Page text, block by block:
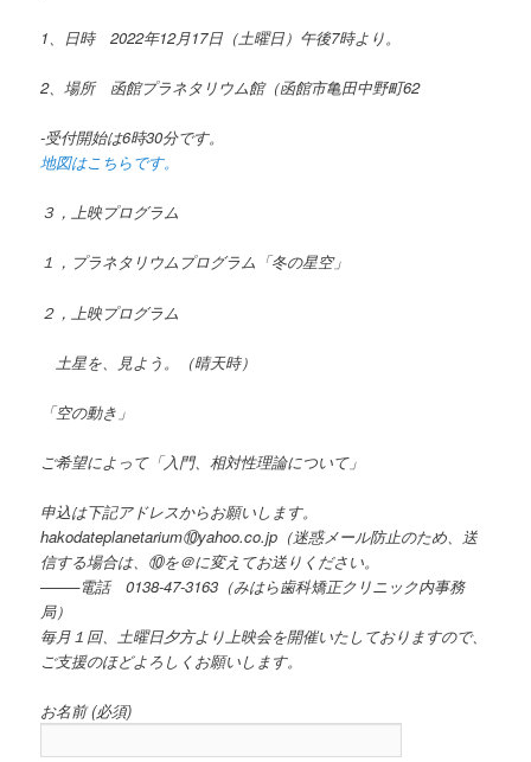
1、日時 2022年12月17日（土曜日）午後7時より。
2、場所 函館プラネタリウム館（函館市亀田中野町62
-受付開始は6時30分です。
地図はこちらです。
３，上映プログラム
１，プラネタリウムプログラム「冬の星空」
２，上映プログラム
土星を、見よう。（晴天時）
「空の動き」
ご希望によって「入門、相対性理論について」
申込は下記アドレスからお願いします。
hakodateplanetarium⑩yahoo.co.jp（迷惑メール防止のため、送
信する場合は、⑩を＠に変えてお送りください。
——–電話 0138-47-3163（みはら歯科矯正クリニック内事務
局）
毎月１回、土曜日夕方より上映会を開催いたしておりますので、
ご支援のほどよろしくお願いします。
お名前 (必須)